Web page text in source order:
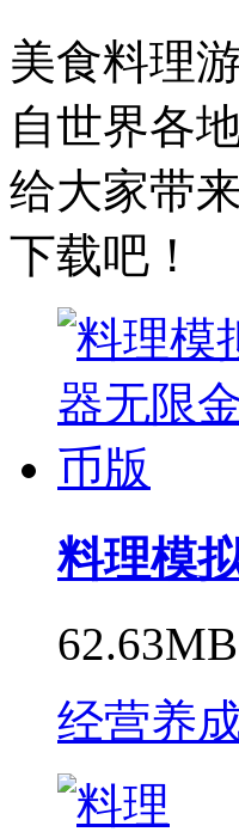
美食料理
自世界各
给大家带
下载吧！
料理模
62.63MB
经营养